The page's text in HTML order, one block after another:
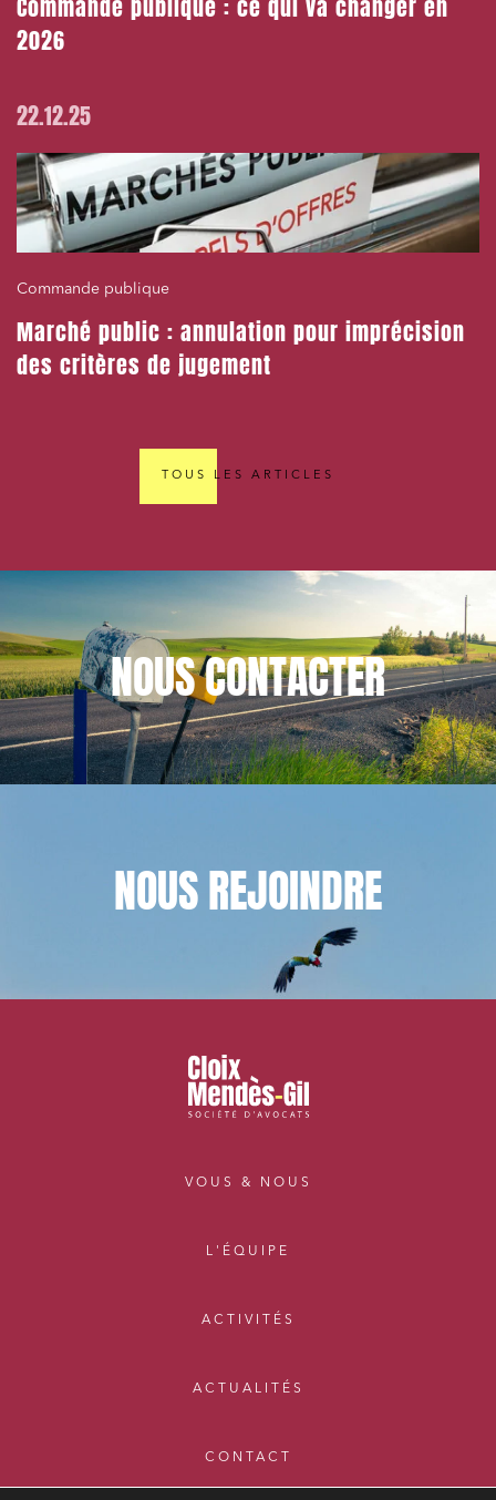
Commande publique : ce qui va changer en
2026
22.12.25
Commande publique
Marché public : annulation pour imprécision
des critères de jugement
TOUS LES ARTICLES
NOUSCONTACTER
NOUSREJOINDRE
VOUS & NOUS
L'ÉQUIPE
ACTIVITÉS
ACTUALITÉS
CONTACT